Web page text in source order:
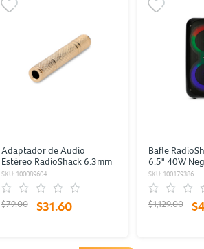
Adaptador de Audio
Estéreo RadioShack 6.3mm
Dorado
SKU: 100089604
$79.00 $31.60
Bafle
6.5" 40W
SKU: 100179386
$1,129.00